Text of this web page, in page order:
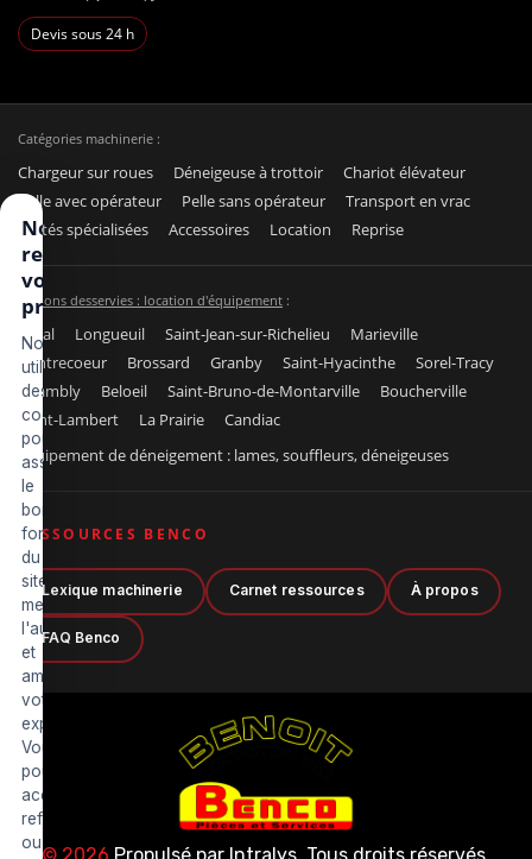
Devis sous 24 h
Catégories machinerie :
Chargeur sur roues Déneigeuse à trottoir
Chariot élévateur
Pelle avec opérateur
Pelle sans opérateur
Transport en vrac
Unités spécialisées
Accessoires Location Reprise
Régions desservies : location d'équipement :
Laval Longueuil Saint-Jean-sur-Richelieu
Marieville
Contrecoeur
Brossard Granby Saint-Hyacinthe
Sorel-Tracy
Chambly
Beloeil Saint-Bruno-de-Montarville
Boucherville
Saint-Lambert
La Prairie
Candiac
Équipement de déneigement : lames, souffleurs, déneigeuses
RESSOURCES BENCO
Lexique machinerie Carnet ressources À propos
FAQ Benco
Nous
respectons
votre vie
privée
Nous
utilisons
des
cookies
pour
assurer
le
bon
fonctionnement
du
site,
mesurer
l'audience
et
améliorer
votre
expérience.
Vous
pouvez
accepter,
refuser
ou